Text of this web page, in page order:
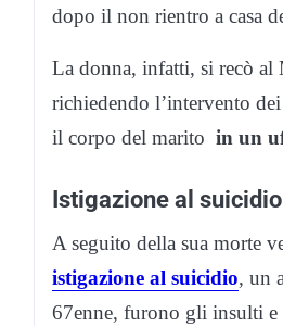
dopo il non rientro a casa
La donna, infatti, si recò al
richiedendo l’intervento dei
il corpo del marito in un
Istigazione al suicidio
A seguito della sua morte
istigazione al suicidio, un
67enne, furono gli insulti e